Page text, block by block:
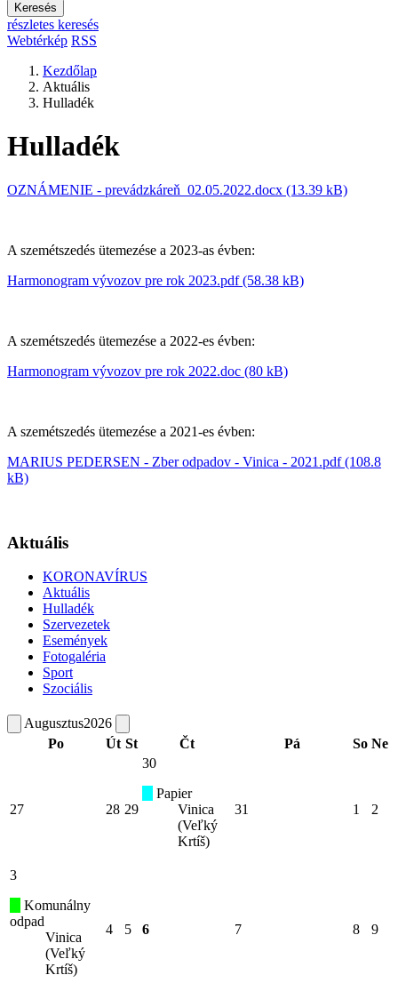
Keresés
részletes keresés
Webtérkép RSS
Kezdőlap
Aktuális
Hulladék
Hulladék
OZNÁMENIE - prevádzkáreň_02.05.2022.docx (13.39 kB)
A szemétszedés ütemezése a 2023-as évben:
Harmonogram vývozov pre rok 2023.pdf (58.38 kB)
A szemétszedés ütemezése a 2022-es évben:
Harmonogram vývozov pre rok 2022.doc (80 kB)
A szemétszedés ütemezése a 2021-es évben:
MARIUS PEDERSEN - Zber odpadov - Vinica - 2021.pdf (108.8
kB)
Aktuális
KORONAVÍRUS
Aktuális
Hulladék
Szervezetek
Események
Fotogaléria
Sport
Szociális
Augusztus2026
Po
Út St Čt Pá So Ne
27 28 29
30
Papier
Vinica
(Veľký
Krtíš)
31 1 2
3
Komunálny
odpad
Vinica
(Veľký
Krtíš)
4 5 6 7 8 9